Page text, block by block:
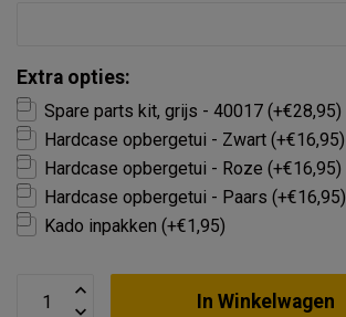
Extra opties:
Spare parts kit, grijs - 40017 (+€28,95)
Hardcase opbergetui - Zwart (+€16,95)
Hardcase opbergetui - Roze (+€16,95)
Hardcase opbergetui - Paars (+€16,95)
Kado inpakken (+€1,95)
In Winkelwagen